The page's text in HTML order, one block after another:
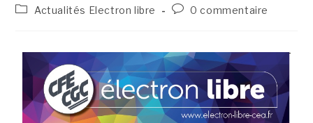
Actualités Electron libre
0 commentaire